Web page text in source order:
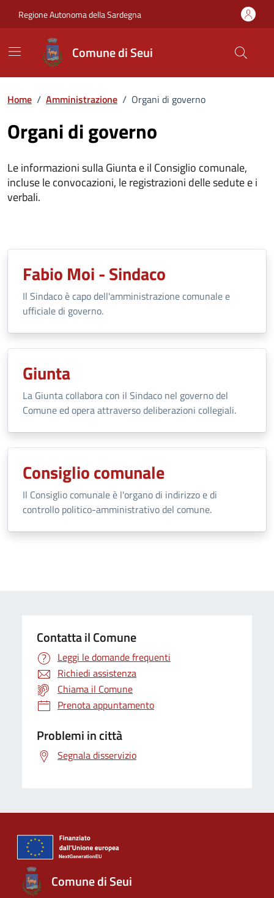
Regione Autonoma della Sardegna
Comune di Seui
Home / Amministrazione / Organi di governo
Organi di governo
Le informazioni sulla Giunta e il Consiglio comunale,
incluse le convocazioni, le registrazioni delle sedute e i
verbali.
Fabio Moi - Sindaco
Il Sindaco è capo dell'amministrazione comunale e
ufficiale di governo.
Giunta
La Giunta collabora con il Sindaco nel governo del
Comune ed opera attraverso deliberazioni collegiali.
Consiglio comunale
Il Consiglio comunale è l'organo di indirizzo e di
controllo politico-amministrativo del comune.
Contatta il Comune
Leggi le domande frequenti
Richiedi assistenza
Chiama il Comune
Prenota appuntamento
Problemi in città
Segnala disservizio
Comune di Seui